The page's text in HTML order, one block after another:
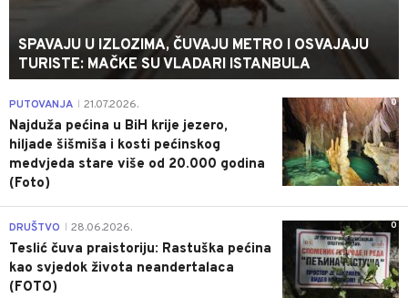
SPAVAJU U IZLOZIMA, ČUVAJU METRO I OSVAJAJU
TURISTE: MAČKE SU VLADARI ISTANBULA
0
PUTOVANJA 21.07.2026.
Najduža pećina u BiH krije jezero,
hiljade šišmiša i kosti pećinskog
medvjeda stare više od 20.000 godina
(Foto)
0
DRUŠTVO 28.06.2026.
Teslić čuva praistoriju: Rastuška pećina
kao svjedok života neandertalaca
(FOTO)